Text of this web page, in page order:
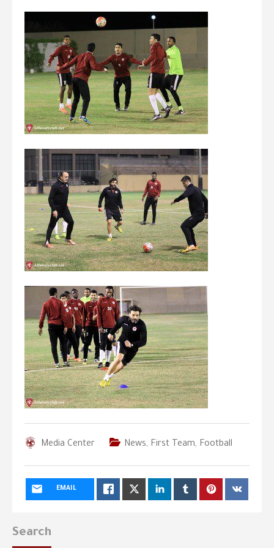
Media Center News, First Team, Football
EMAIL
Search